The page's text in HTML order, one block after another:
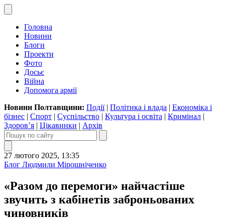
Головна
Новини
Блоги
Проекти
Фото
Досьє
Війна
Допомога армії
Новини Полтавщини: Події| Політика і влада | Економіка і
бізнес | Спорт | Суспільство | Культура і освіта | Кримінал |
Здоров’я | Цікавинки | Архів
27 лютого 2025, 13:35
Блог Людмили Мірошніченко
«Разом до перемоги» найчастіше
звучить з кабінетів заброньованих
чиновників